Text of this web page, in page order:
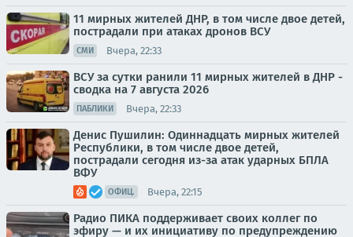
11 мирных жителей ДНР, в том числе двое детей,
пострадали при атаках дронов ВСУ
СМИ Вчера, 22:33
ВСУ за сутки ранили 11 мирных жителей в ДНР -
сводка на 7 августа 2026
ПАБЛИКИ Вчера, 22:33
Денис Пушилин: Одиннадцать мирных жителей
Республики, в том числе двое детей,
пострадали сегодня из-за атак ударных БПЛА
ВФУ
ОФИЦ. Вчера, 22:15
Радио ПИКА поддерживает своих коллег по
эфиру — и их инициативу по предупреждению